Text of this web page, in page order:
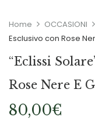
Home OCCASIONI
Esclusivo con Rose
“Eclissi
Rose Nere E
80,00€